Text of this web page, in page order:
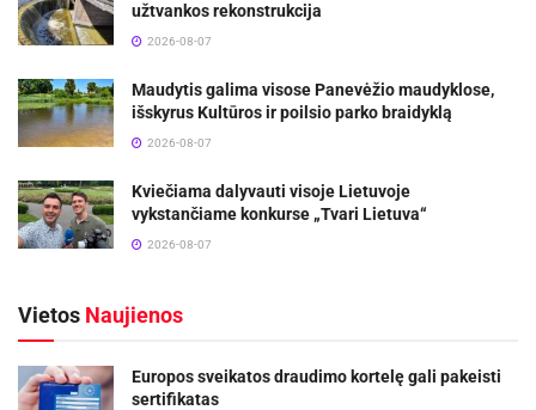
užtvankos rekonstrukcija
2026-08-07
Maudytis galima visose Panevėžio maudyklose,
išskyrus Kultūros ir poilsio parko braidyklą
2026-08-07
Kviečiama dalyvauti visoje Lietuvoje
vykstančiame konkurse „Tvari Lietuva“
2026-08-07
Vietos Naujienos
Europos sveikatos draudimo kortelę gali pakeisti
sertifikatas